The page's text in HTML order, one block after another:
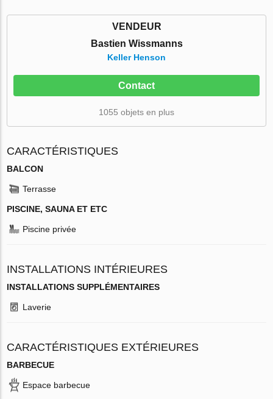
VENDEUR
Bastien Wissmanns
Keller Henson
Contact
1055 objets en plus
CARACTÉRISTIQUES
BALCON
Terrasse
PISCINE, SAUNA ET ETC
Piscine privée
INSTALLATIONS INTÉRIEURES
INSTALLATIONS SUPPLÉMENTAIRES
Laverie
CARACTÉRISTIQUES EXTÉRIEURES
BARBECUE
Espace barbecue